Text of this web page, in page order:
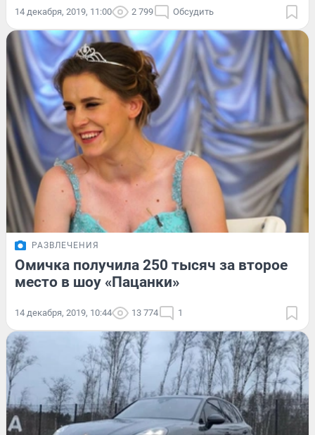
14 декабря, 2019, 11:00 2 799 Обсудить
РАЗВЛЕЧЕНИЯ
Омичка получила 250 тысяч за второе
место в шоу «Пацанки»
14 декабря, 2019, 10:44 13 774 1